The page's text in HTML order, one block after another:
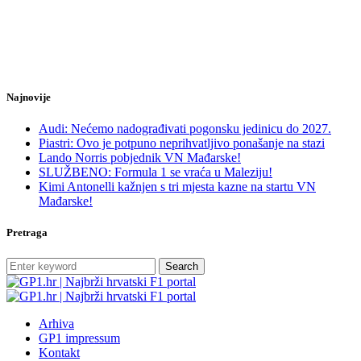
Najnovije
Audi: Nećemo nadograđivati pogonsku jedinicu do 2027.
Piastri: Ovo je potpuno neprihvatljivo ponašanje na stazi
Lando Norris pobjednik VN Mađarske!
SLUŽBENO: Formula 1 se vraća u Maleziju!
Kimi Antonelli kažnjen s tri mjesta kazne na startu VN
Mađarske!
Pretraga
Search
Arhiva
GP1 impressum
Kontakt